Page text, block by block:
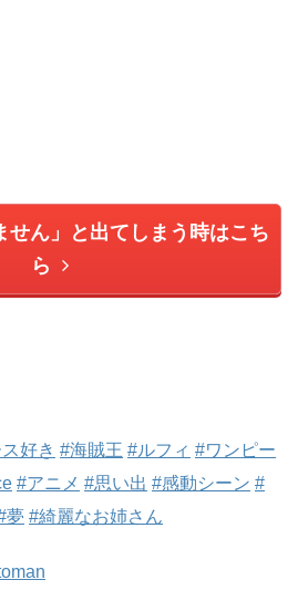
せん」と出てしまう時はこち
ら
好き #海賊王 #ルフィ #ワンピー
#アニメ #思い出 #感動シーン #
夢 #綺麗なお姉さん